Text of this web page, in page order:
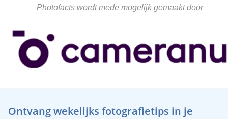
Photofacts wordt mede mogelijk gemaakt door
Ontvang wekelijks fotografietips in je